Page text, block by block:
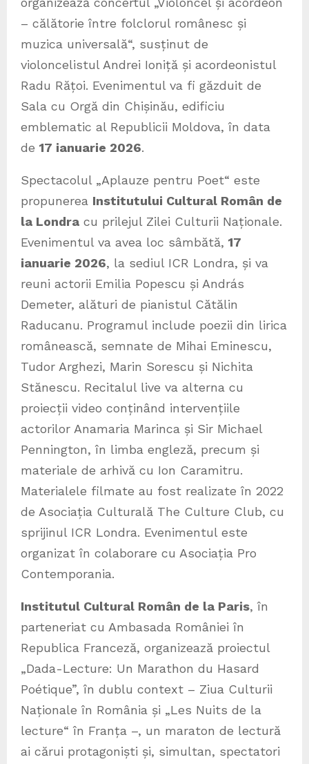
– călătorie între folclorul românesc și
muzica universală“, susținut de
violoncelistul Andrei Ioniță și acordeonistul
Radu Rățoi. Evenimentul va fi găzduit de
Sala cu Orgă din Chișinău, edificiu
emblematic al Republicii Moldova, în data
de 17 ianuarie 2026.
Spectacolul „Aplauze pentru Poet“ este
propunerea Institutului Cultural Român de
la Londra cu prilejul Zilei Culturii Naționale.
Evenimentul va avea loc sâmbătă, 17
ianuarie 2026, la sediul ICR Londra, și va
reuni actorii Emilia Popescu și András
Demeter, alături de pianistul Cătălin
Raducanu. Programul include poezii din lirica
românească, semnate de Mihai Eminescu,
Tudor Arghezi, Marin Sorescu și Nichita
Stănescu. Recitalul live va alterna cu
proiecții video conținând intervențiile
actorilor Anamaria Marinca și Sir Michael
Pennington, în limba engleză, precum și
materiale de arhivă cu Ion Caramitru.
Materialele filmate au fost realizate în 2022
de Asociația Culturală The Culture Club, cu
sprijinul ICR Londra. Evenimentul este
organizat în colaborare cu Asociația Pro
Contemporania.
Institutul Cultural Român de la Paris, în
parteneriat cu Ambasada României în
Republica Franceză, organizează proiectul
„Dada-Lecture: Un Marathon du Hasard
Poétique”, în dublu context – Ziua Culturii
Naționale în România și „Les Nuits de la
lecture“ în Franța –, un maraton de lectură
ai cărui protagoniști și, simultan, spectatori